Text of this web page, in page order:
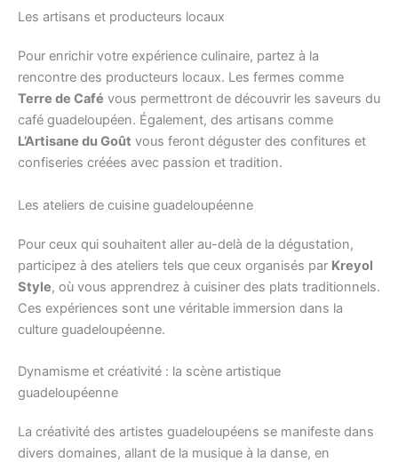
Les artisans et producteurs locaux
Pour enrichir votre expérience culinaire, partez à la
rencontre des producteurs locaux. Les fermes comme
Terre de Café vous permettront de découvrir les saveurs du
café guadeloupéen. Également, des artisans comme
L’Artisane du Goût vous feront déguster des confitures et
confiseries créées avec passion et tradition.
Les ateliers de cuisine guadeloupéenne
Pour ceux qui souhaitent aller au-delà de la dégustation,
participez à des ateliers tels que ceux organisés par Kreyol
Style, où vous apprendrez à cuisiner des plats traditionnels.
Ces expériences sont une véritable immersion dans la
culture guadeloupéenne.
Dynamisme et créativité : la scène artistique
guadeloupéenne
La créativité des artistes guadeloupéens se manifeste dans
divers domaines, allant de la musique à la danse, en